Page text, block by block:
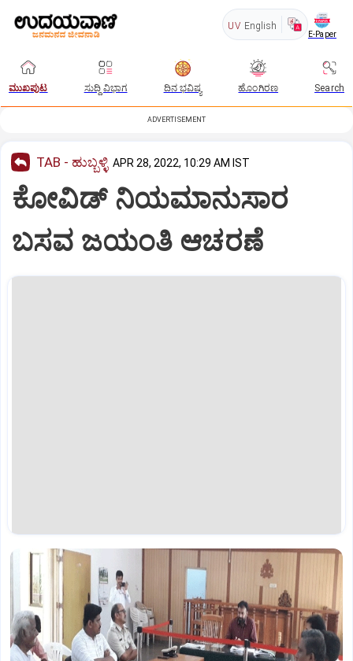
UV English
E-Paper
ಮುಖಪುಟ ಸುದ್ದಿ ವಿಭಾಗ ದಿನ ಭವಿಷ್ಯ ಹೊಂಗಿರಣ Search
ADVERTISEMENT
TAB - ಹುಬ್ಬಳ್ಳಿ APR 28, 2022, 10:29 AM IST
ಕೋವಿಡ್‌ ನಿಯಮಾನುಸಾರ
ಬಸವ ಜಯಂತಿ ಆಚರಣೆ